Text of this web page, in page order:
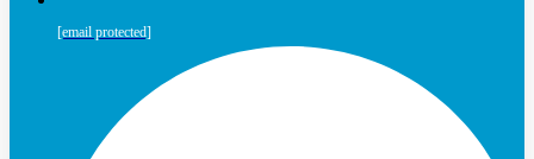
[email protected]